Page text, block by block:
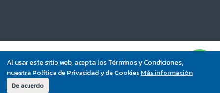
Al usar este sitio web, acepta los Términos y Condiciones,
nuestra Política de Privacidad y de CookiesMás información
De acuerdo